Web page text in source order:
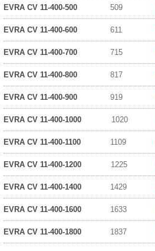
EVRA CV 11-400-500 509
EVRA CV 11-400-600 611
EVRA CV 11-400-700 715
EVRA CV 11-400-800 817
EVRA CV 11-400-900 919
EVRA CV 11-400-1000 1020
EVRA CV 11-400-1100 1109
EVRA CV 11-400-1200 1225
EVRA CV 11-400-1400 1429
EVRA CV 11-400-1600 1633
EVRA CV 11-400-1800 1837